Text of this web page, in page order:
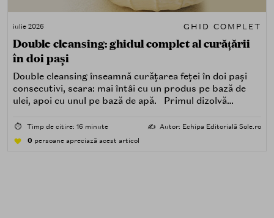
iulie 2026 GHID COMPLET
Double cleansing: ghidul complet al curățării
în doi pași
Double cleansing înseamnă curățarea feței în doi pași
consecutivi, seara: mai întâi cu un produs pe bază de
ulei, apoi cu unul pe bază de apă. Primul dizolvă
poluare. Al doilea îndepărtează impuritățile solubile în
⏱️ Timp de citire: 16 minute ✍️ Autor: Echipa Editorială Sole.ro
0 persoane apreciază acest articol